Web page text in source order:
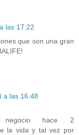
las 17:22
que son una gran
a las 16:48
hace 2
la vida y tal vez por